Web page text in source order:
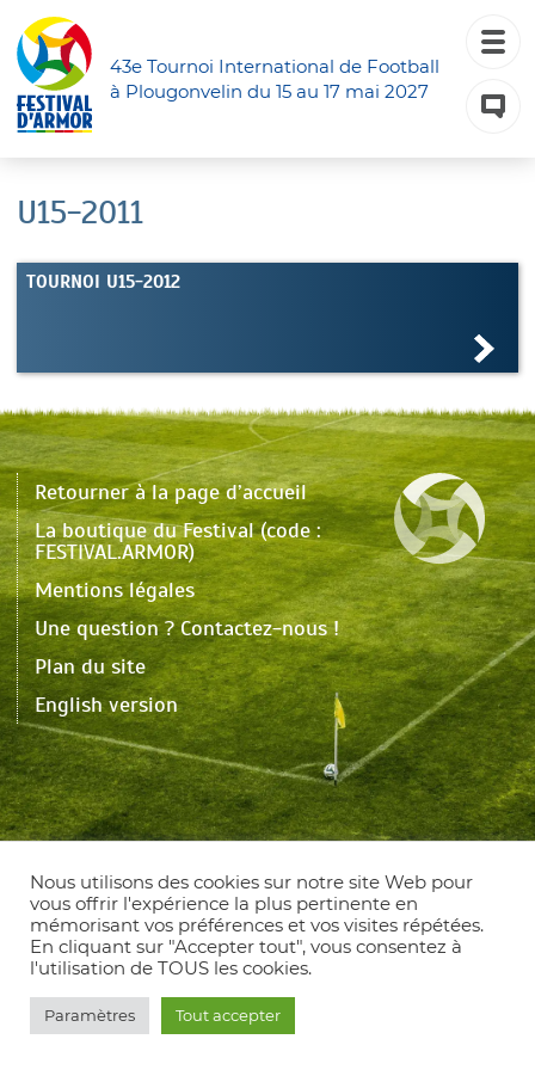
43e Tournoi International de Football
à Plougonvelin du 15 au 17 mai 2027
U15-2011
TOURNOI U15-2012
Retourner à la page d’accueil
La boutique du Festival (code :
FESTIVAL.ARMOR)
Mentions légales
Une question ? Contactez-nous !
Plan du site
English version
Nous utilisons des cookies sur notre site Web pour
vous offrir l'expérience la plus pertinente en
mémorisant vos préférences et vos visites répétées.
En cliquant sur "Accepter tout", vous consentez à
l'utilisation de TOUS les cookies.
Paramètres Tout accepter